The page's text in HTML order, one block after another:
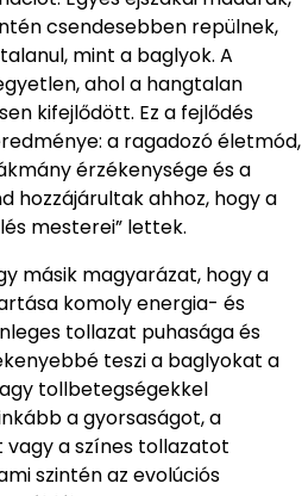
csendesebben repülnek,
mint a baglyok. A
ahol a hangtalan
kifejlődött. Ez a fejlődés
a ragadozó életmód,
érzékenysége és a
hozzájárultak ahhoz, hogy a
mesterei” lettek.
másik magyarázat, hogy a
komoly energia- és
tollazat puhasága és
teszi a baglyokat a
tollbetegségekkel
a gyorsaságot, a
a színes tollazatot
szintén az evolúciós